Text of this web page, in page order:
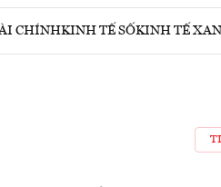
CHÍNHKINH TẾ SỐKINH TẾ